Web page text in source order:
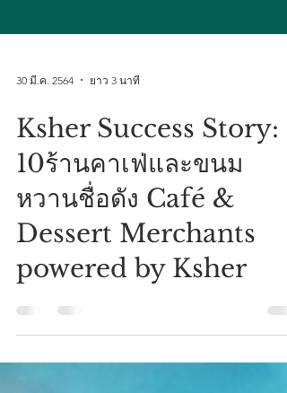
30 มี.ค. 2564 ยาว 3 นาที
Ksher Success Story:
10ร้านคาเฟ่และขนม
หวานชื่อดัง Café &
Dessert Merchants
powered by Ksher